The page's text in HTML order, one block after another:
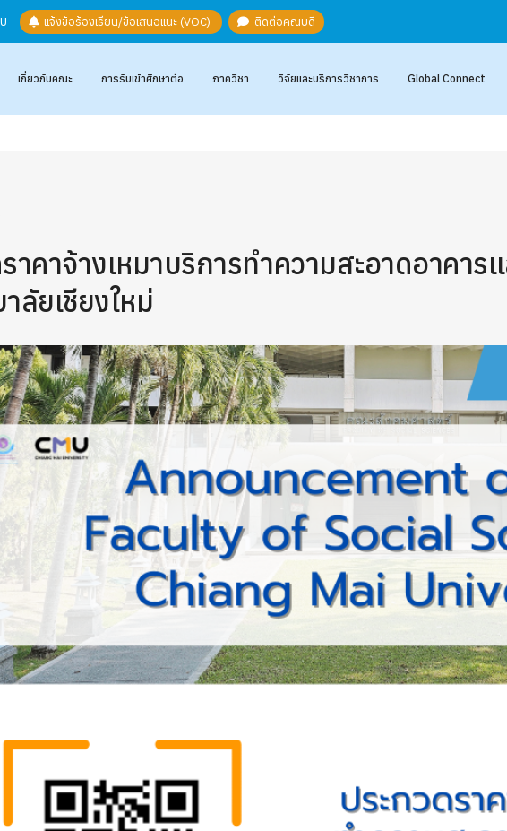
แจ้งข้อร้องเรียน/ข้อเสนอแนะ (VOC) ติดต่อคณบดี
เกี่ยวกับคณะ การรับเข้าศึกษาต่อ ภาควิชา วิจัยและบริการวิชาการ Global Connect
าคาจ้างเหมาบริการทำความสะอาดอาคา
ลัยเชียงใหม่